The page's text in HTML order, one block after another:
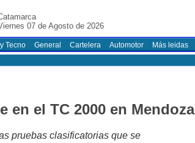
07 de Agosto de 2026
Tecno General Cartelera Automotor Más leidas
en el TC 2000 en Mendoza
pruebas clasificatorias que se